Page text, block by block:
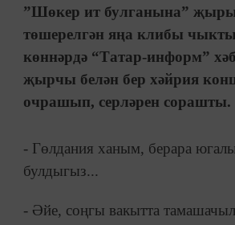
”Шөкер ит булганына”
төшерелгән яңа клибы
көннәрдә “Татар-информ”
җырчы белән бер хәйрия
очрашып, серләрен сорашты.
- Гөлдания ханым, берара
булдыгыз...
- Әйе, соңгы вакытта